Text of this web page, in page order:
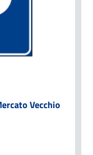
Vecchio